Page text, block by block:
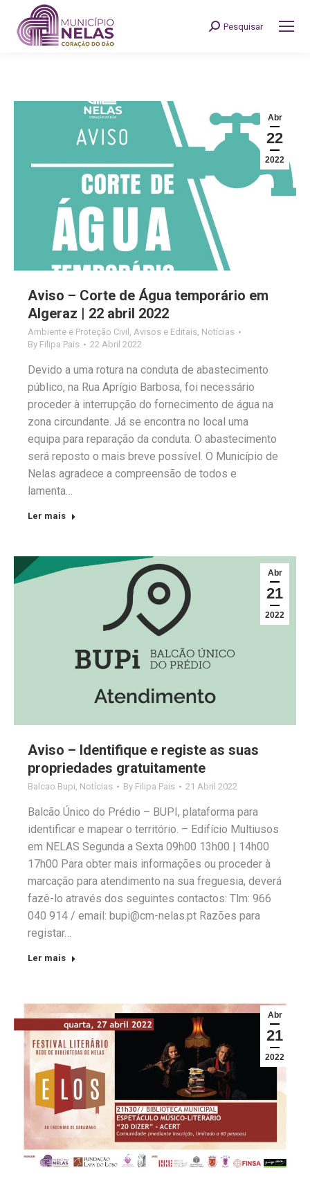
Search:
Pesquisar
Abr
22
2022
Aviso – Corte de Água temporário em
Algeraz | 22 abril 2022
Ambiente e Proteção Civil Avisos e Editais Notícias
By Filipa Pais 22 Abril 2022
Devido a uma rotura na conduta de abastecimento
público, na Rua Aprígio Barbosa, foi necessário
proceder à interrupção do fornecimento de água na
zona circundante. Já se encontra no local uma
equipa para reparação da conduta. O abastecimento
será reposto o mais breve possível. O Município de
Nelas agradece a compreensão de todos e
lamenta…
Ler mais
Abr
21
2022
Aviso – Identifique e registe as suas
propriedades gratuitamente
Balcao Bupi, Notícias By Filipa Pais 21 Abril 2022
Balcão Único do Prédio – BUPI, plataforma para
identificar e mapear o território. – Edifício Multiusos
em NELAS Segunda a Sexta 09h00 13h00 | 14h00
17h00 Para obter mais informações ou proceder à
marcação para atendimento na sua freguesia, deverá
fazê-lo através dos seguintes contactos: Tlm: 966
040 914 / email: bupi@cm-nelas.pt Razões para
registar…
Ler mais
Abr
21
2022